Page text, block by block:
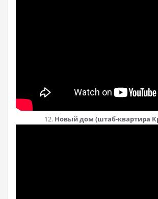
12. Новый дом (штаб-квартира